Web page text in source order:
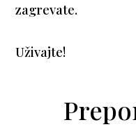
zagrevate.
Uživajte!